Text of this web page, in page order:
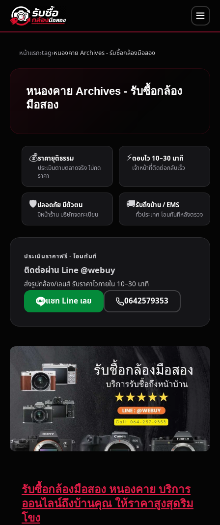
หน้าแรก tag หนองคาย Archives - รับซื้อกล้องมือสอง
หนองคาย Archives - รับซื้อกล้อง
มือสอง
💰ราคายุติธรรม
ประเมินตามตลาดจริง ไม่กด
ราคา
⚡ตอบไว 10–30 นาที
เจ้าหน้าที่ติดต่อกลับเร็ว
🛡️ปลอดภัย มีตัวตน
มีหน้าร้าน บริษัทจดทะเบียน
🚚รับถึงบ้าน / EMS
ทั่วประเทศ โอนทันทีหลังตรวจ
ประเมินราคาฟรี · โอนทันที
ติดต่อผ่าน Line @webuy
ส่งรูปกล้อง/เลนส์ รับราคาไวภายใน 10–30 นาที
แชท Line เลย 0642579353
รับซื้อกล้องมือสอง หนองคาย บริการ
ออนไลน์ถึงบ้านคุณ ให้ราคาสูงสุดริม
โขง